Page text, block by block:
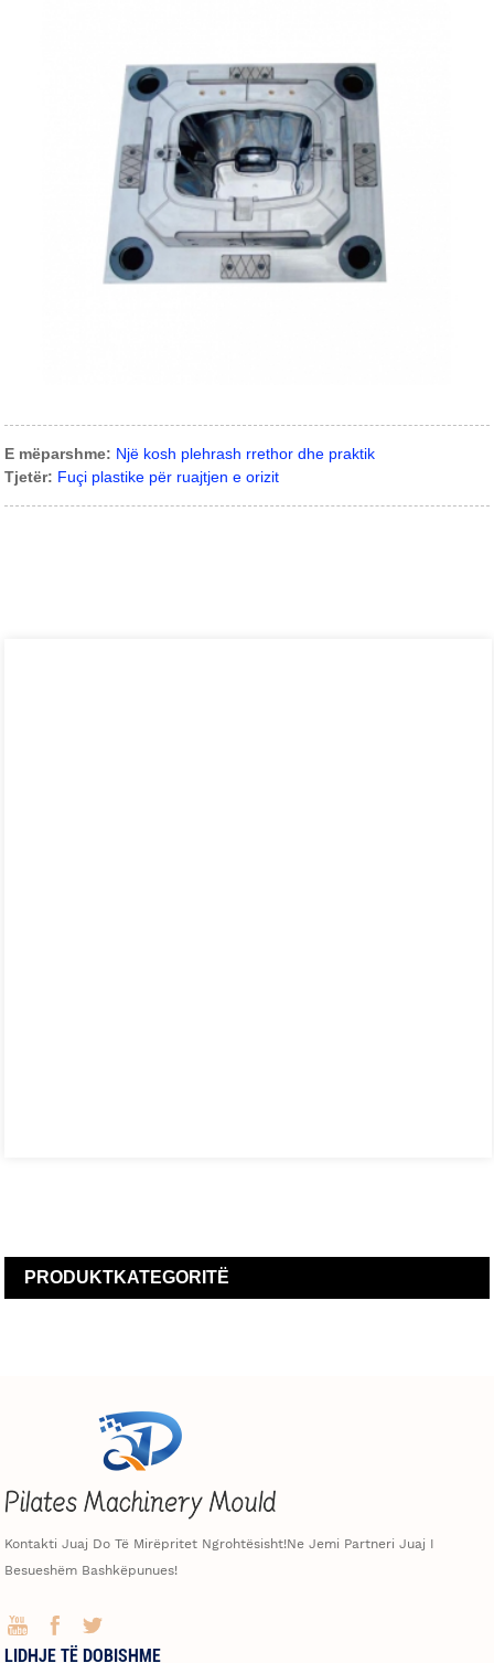
E mëparshme: Një kosh plehrash rrethor dhe praktik
Tjetër: Fuçi plastike për ruajtjen e orizit
PRODUKTKATEGORITË
Kontakti Juaj Do Të Mirëpritet Ngrohtësisht!Ne Jemi Partneri Juaj I
Besueshëm Bashkëpunues!
LIDHJE TË DOBISHME